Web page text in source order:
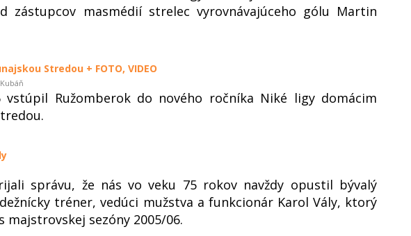
zástupcov masmédií strelec vyrovnávajúceho gólu Martin
Stredou + FOTO, VIDEO
vstúpil Ružomberok do nového ročníka Niké ligy domácim
správu, že nás vo veku 75 rokov navždy opustil bývalý
tréner, vedúci mužstva a funkcionár Karol Vály, ktorý
majstrovskej sezóny 2005/06.